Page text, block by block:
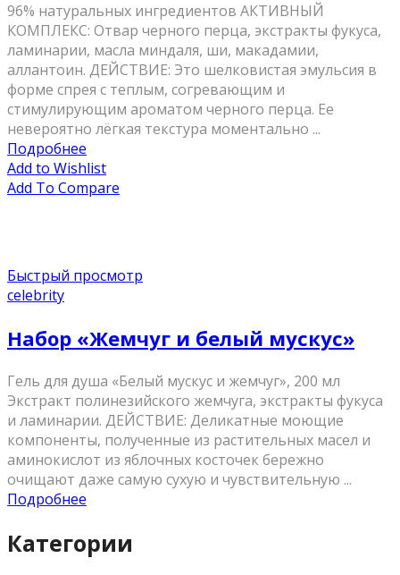
96% натуральных ингредиентов AКТИВНЫЙ
КОМПЛЕКС: Отвар черного перца, экстракты фукуса,
ламинарии, масла миндаля, ши, макадамии,
аллантоин. ДЕЙСТВИЕ: Это шелковистая эмульсия в
форме спрея с теплым, согревающим и
стимулирующим ароматом черного перца. Ее
невероятно лёгкая текстура моментально ...
Подробнее
Add to Wishlist
Add To Compare
Быстрый просмотр
celebrity
Набор «Жемчуг и белый мускус»
Гель для душа «Белый мускус и жемчуг», 200 мл
Экстракт полинезийского жемчуга, экстракты фукуса
и ламинарии. ДЕЙСТВИЕ: Деликатные моющие
компоненты, полученные из растительных масел и
аминокислот из яблочных косточек бережно
очищают даже самую сухую и чувствительную ...
Подробнее
Категории